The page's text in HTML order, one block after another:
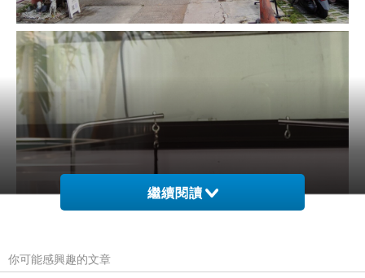
繼續閱讀
你可能感興趣的文章